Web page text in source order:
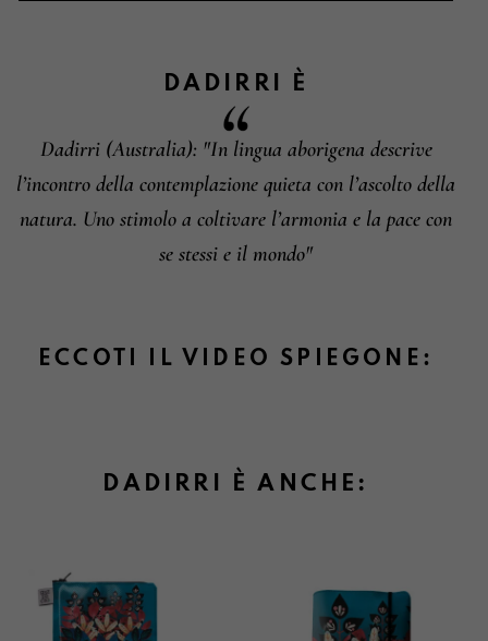
Informazioni su cambi e resi
DADIRRI È
Dadirri (Australia): "In lingua aborigena descrive
l’incontro della contemplazione quieta con l’ascolto della
natura. Uno stimolo a coltivare l’armonia e la pace con
se stessi e il mondo"
ECCOTI IL VIDEO SPIEGONE:
DADIRRI È ANCHE: